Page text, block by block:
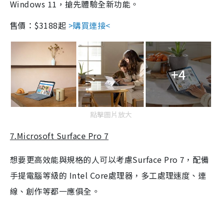
Windows 11，搶先體驗全新功能。
售價：$3188起 >購買連接<
+4
點擊圖片放大
7.Microsoft Surface Pro 7
想要更高效能與規格的人可以考慮Surface Pro 7，配備
手提電腦等級的 Intel Core處理器，多工處理速度、連
線、創作等都一應俱全。